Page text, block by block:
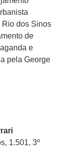
Rio dos Sinos
de
e
pela George
1.501, 3º